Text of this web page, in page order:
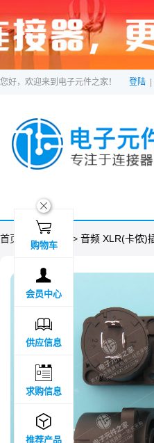
您好，欢迎来到电子元件之家！ 登陆
首页 > 分类目录 > 音频 XLR(卡侬)
ဆ

购物车

会员中心

供应信息

求购信息

推荐产品